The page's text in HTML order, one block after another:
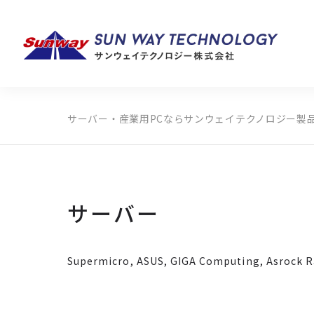
製品カテゴリから探す
メーカーから探す
サーバー・産業用PCならサンウェイテクノロジー製
サーバー
Supermicro, ASUS, GIGA Computing, Asrock